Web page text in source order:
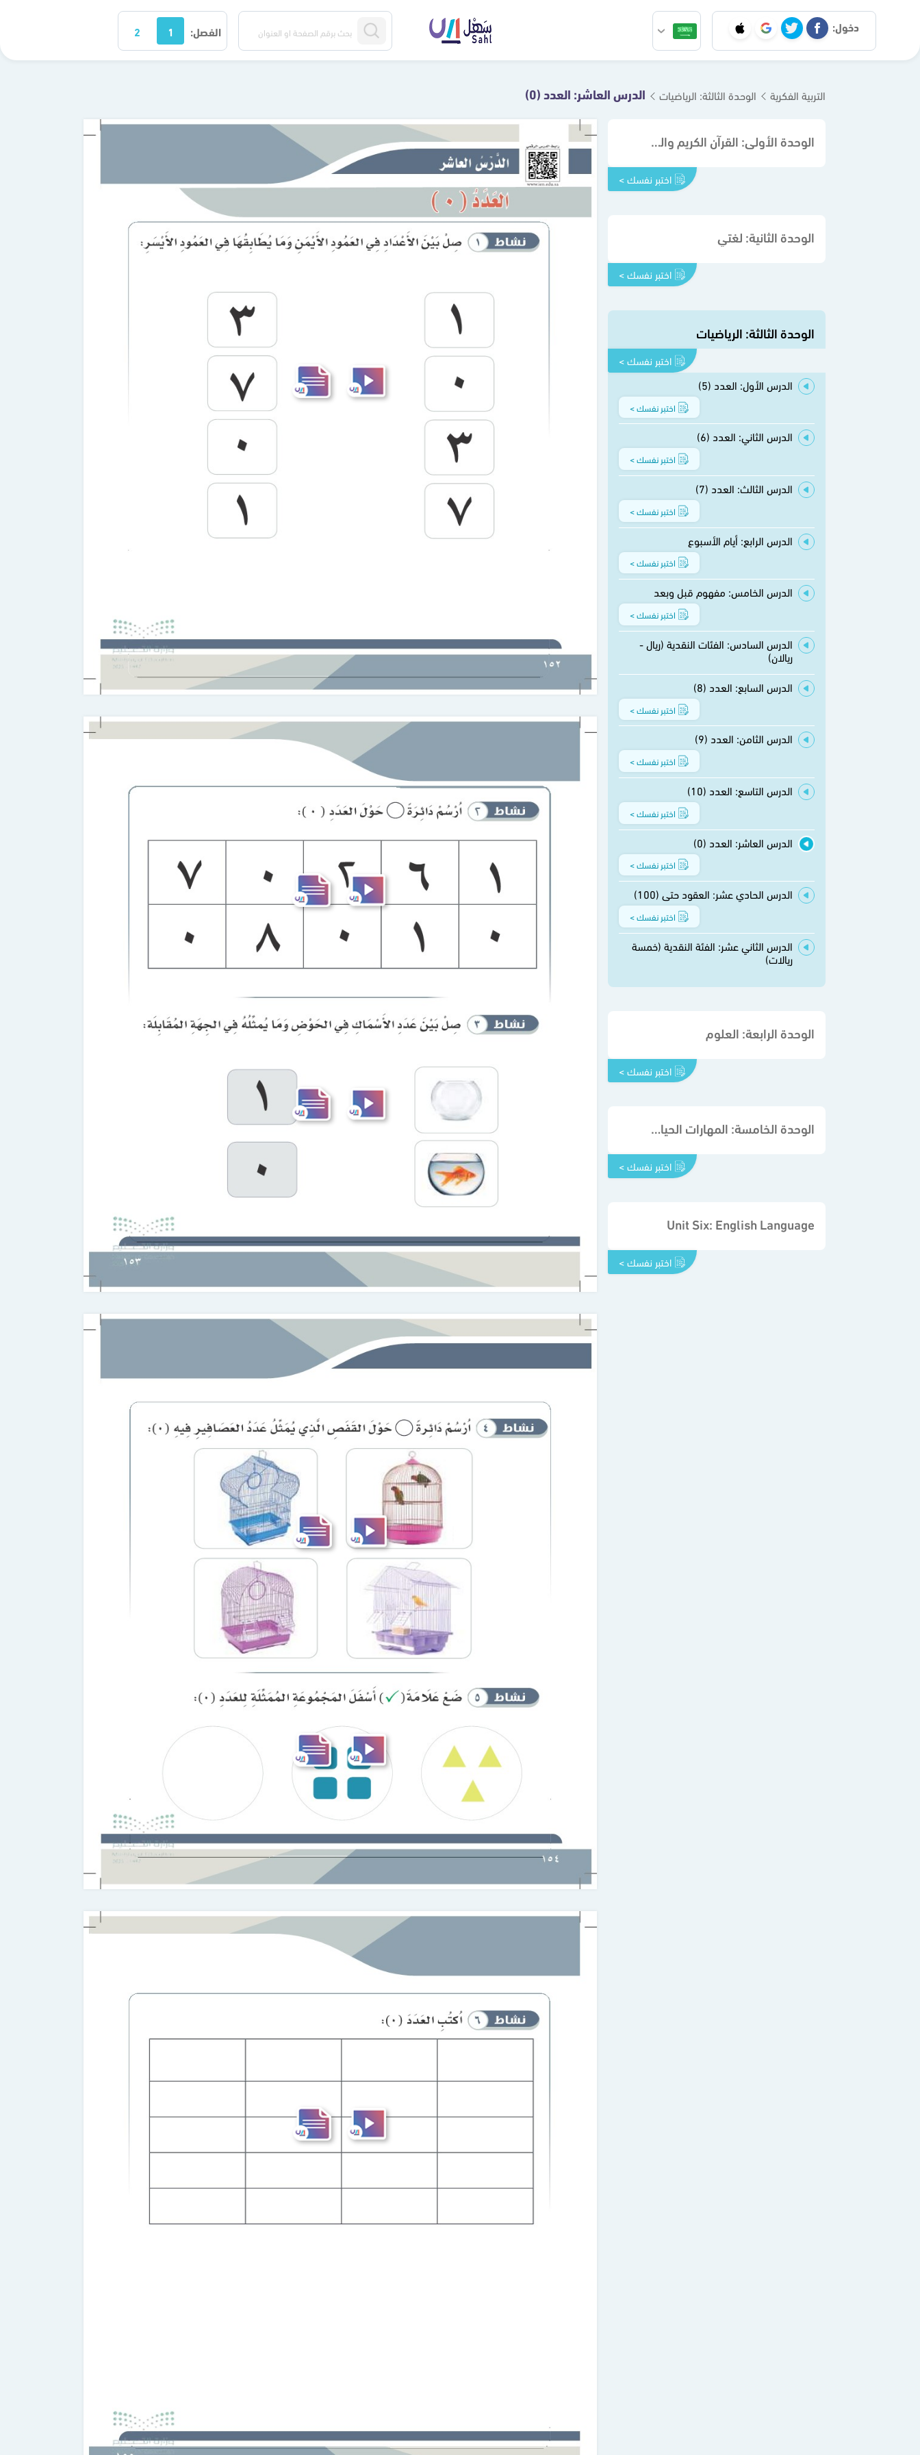
دخول: الفصل: 1
2
التربية الفكرية الوحدة الثالثة: الرياضيات الدرس العاشر: العدد (0)
الوحدة الأولى: القرآن الكريم والدراسات الإسلامية
اختبر نفسك >
الوحدة الثانية: لغتي
اختبر نفسك >
الوحدة الثالثة: الرياضيات
اختبر نفسك >
الدرس الأول: العدد (5)
اختبر نفسك >
الدرس الثاني: العدد (6)
اختبر نفسك >
الدرس الثالث: العدد (7)
اختبر نفسك >
الدرس الرابع: أيام الأسبوع
اختبر نفسك >
الدرس الخامس: مفهوم قبل وبعد
اختبر نفسك >
الدرس السادس: الفئات النقدية (ريال -
ريالان)
الدرس السابع: العدد (8)
اختبر نفسك >
الدرس الثامن: العدد (9)
اختبر نفسك >
الدرس التاسع: العدد (10)
اختبر نفسك >
الدرس العاشر: العدد (0)
اختبر نفسك >
الدرس الحادي عشر: العقود حتى (100)
اختبر نفسك >
الدرس الثاني عشر: الفئة النقدية (خمسة
ريالات)
الوحدة الرابعة: العلوم
اختبر نفسك >
الوحدة الخامسة: المهارات الحياتية والأسرية
اختبر نفسك >
Unit Six: English Language
اختبر نفسك >